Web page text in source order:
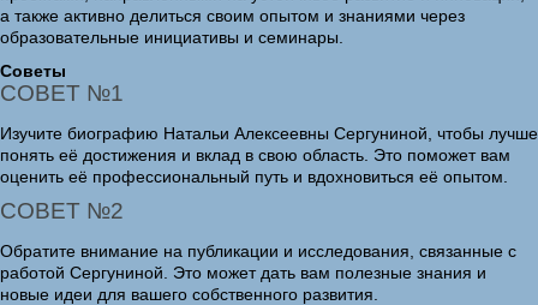
а также активно делиться своим опытом и знаниями через
образовательные инициативы и семинары.
Советы
СОВЕТ №1
Изучите биографию Натальи Алексеевны Сергуниной, чтобы лучше
понять её достижения и вклад в свою область. Это поможет вам
оценить её профессиональный путь и вдохновиться её опытом.
СОВЕТ №2
Обратите внимание на публикации и исследования, связанные с
работой Сергуниной. Это может дать вам полезные знания и
новые идеи для вашего собственного развития.